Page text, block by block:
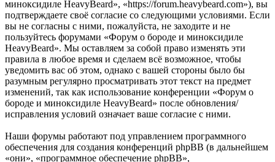
миноксидиле HeavyBeard», «https://forum.heavybeard.com»), вы
подтверждаете своё согласие со следующими условиями. Если
вы не согласны с ними, пожалуйста, не заходите и не
пользуйтесь форумами «Форум о бороде и миноксидиле
HeavyBeard». Мы оставляем за собой право изменять эти
правила в любое время и сделаем всё возможное, чтобы
уведомить вас об этом, однако с вашей стороны было бы
разумным регулярно просматривать этот текст на предмет
изменений, так как использование конференции «Форум о
бороде и миноксидиле HeavyBeard» после обновления/
исправления условий означает ваше согласие с ними.
Наши форумы работают под управлением программного
обеспечения для создания конференций phpBB (в дальнейшем
«они», «программное обеспечение phpBB»,